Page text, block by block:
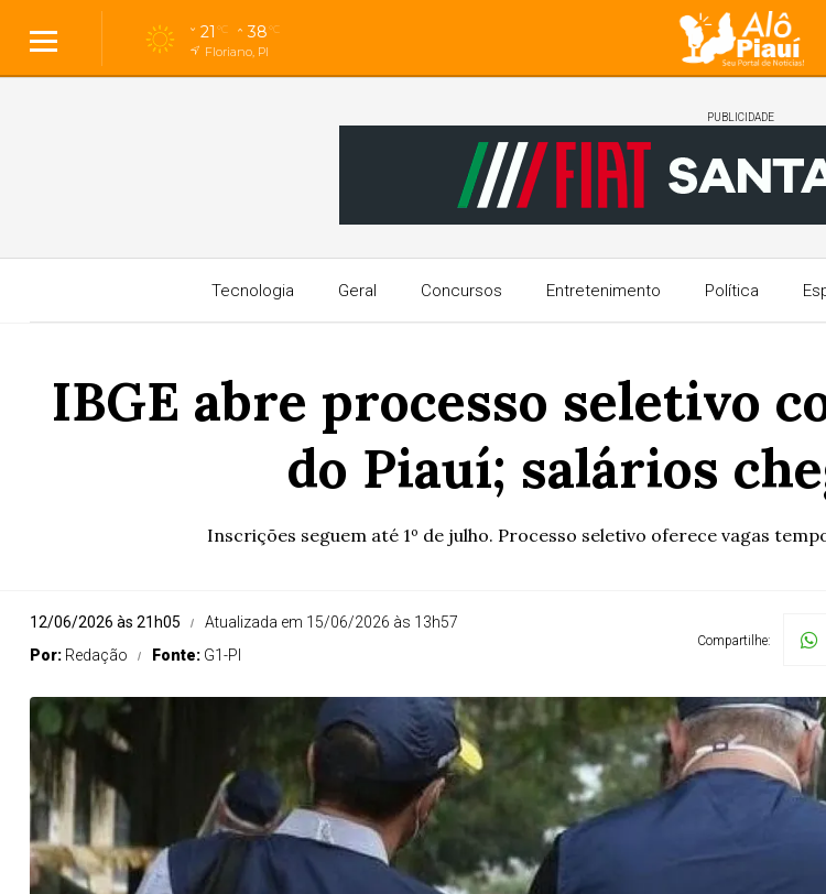
21 °C 38°C
Floriano, PI
PUBLICIDADE
Tecnologia Geral Concursos Entretenimento Política
IBGE abre processo seletivo
do Piauí; salários
Inscrições seguem até 1º de julho. Processo seletivo oferece vagas
12/06/2026 às 21h05
Atualizada em 15/06/2026 às 13h57
Por: Redação Fonte: G1-PI
Compartilhe: